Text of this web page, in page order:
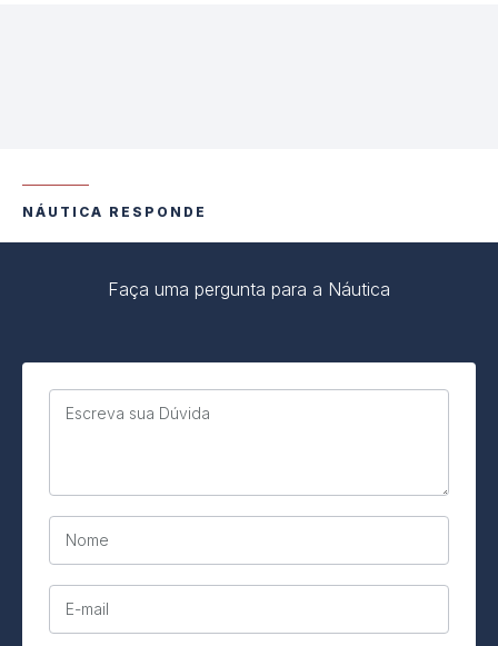
NÁUTICA RESPONDE
Faça uma pergunta para a Náutica
Escreva sua Dúvida
Nome
E-mail